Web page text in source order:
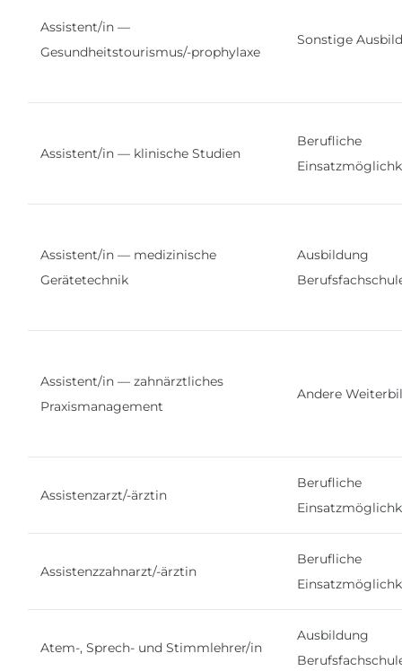
Assistent/in —
Gesundheitstourismus/-prophylaxe
Sonstige
Assistent/in — klinische Studien
Berufliche
Assistent/in — medizinische
Gerätetechnik
Ausbildung
Assistent/in — zahnärztliches
Praxismanagement
Andere
Assistenzarzt/-ärztin
Berufliche
Assistenzzahnarzt/-ärztin
Berufliche
Atem-, Sprech- und Stimmlehrer/in
Ausbildung